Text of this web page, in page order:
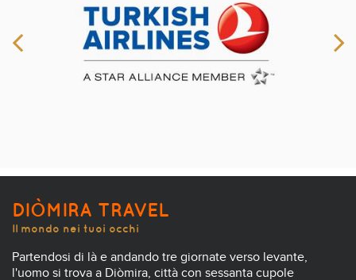
DIÒMIRA TRAVEL
Il mondo nei tuoi occhi
Partendosi di là e andando tre giornate verso levante,
l'uomo si trova a Diòmira, città con sessanta cupole